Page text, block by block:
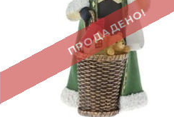
ПРОДАДЕНО!